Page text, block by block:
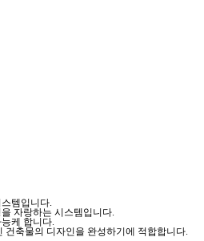
템입니다.
자랑하는 시스템입니다.
케 합니다.
건축물의 디자인을 완성하기에 적합합니다.